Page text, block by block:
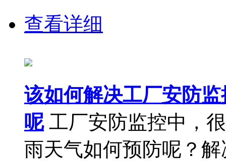
查看详细
该如何解决工厂安防
呢 工厂安防监控中，
雨天气如何预防呢？